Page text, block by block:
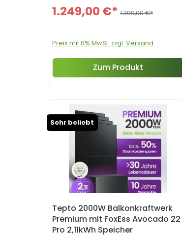
1.249,00 €* 1.399,00 €*
Preis mit 0% MwSt. zzgl. Versand
Zum Produkt
Sehr beliebt
Tepto 2000W Balkonkraftwerk
Premium mit FoxEss Avocado 22
Pro 2,11kWh Speicher